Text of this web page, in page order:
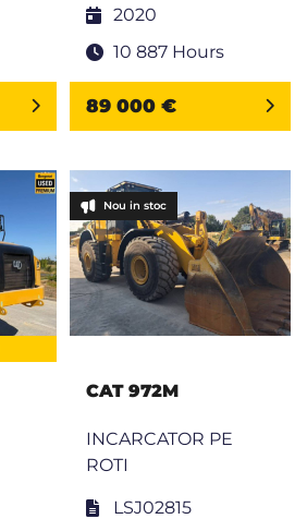
2020
10 887 Hours
89 000 €
Nou in stoc
CAT 972M
INCARCATOR PE
ROTI
LSJ02815